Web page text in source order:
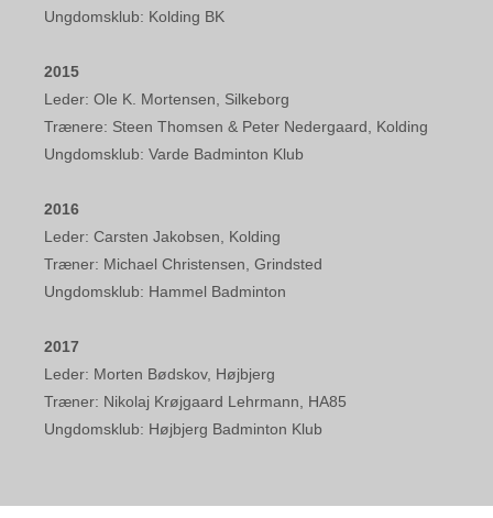
Ungdomsklub: Kolding BK
2015
Leder: Ole K. Mortensen, Silkeborg
Trænere: Steen Thomsen & Peter Nedergaard, Kolding
Ungdomsklub: Varde Badminton Klub
2016
Leder: Carsten Jakobsen, Kolding
Træner: Michael Christensen, Grindsted
Ungdomsklub: Hammel Badminton
2017
Leder: Morten Bødskov, Højbjerg
Træner: Nikolaj Krøjgaard Lehrmann, HA85
Ungdomsklub: Højbjerg Badminton Klub